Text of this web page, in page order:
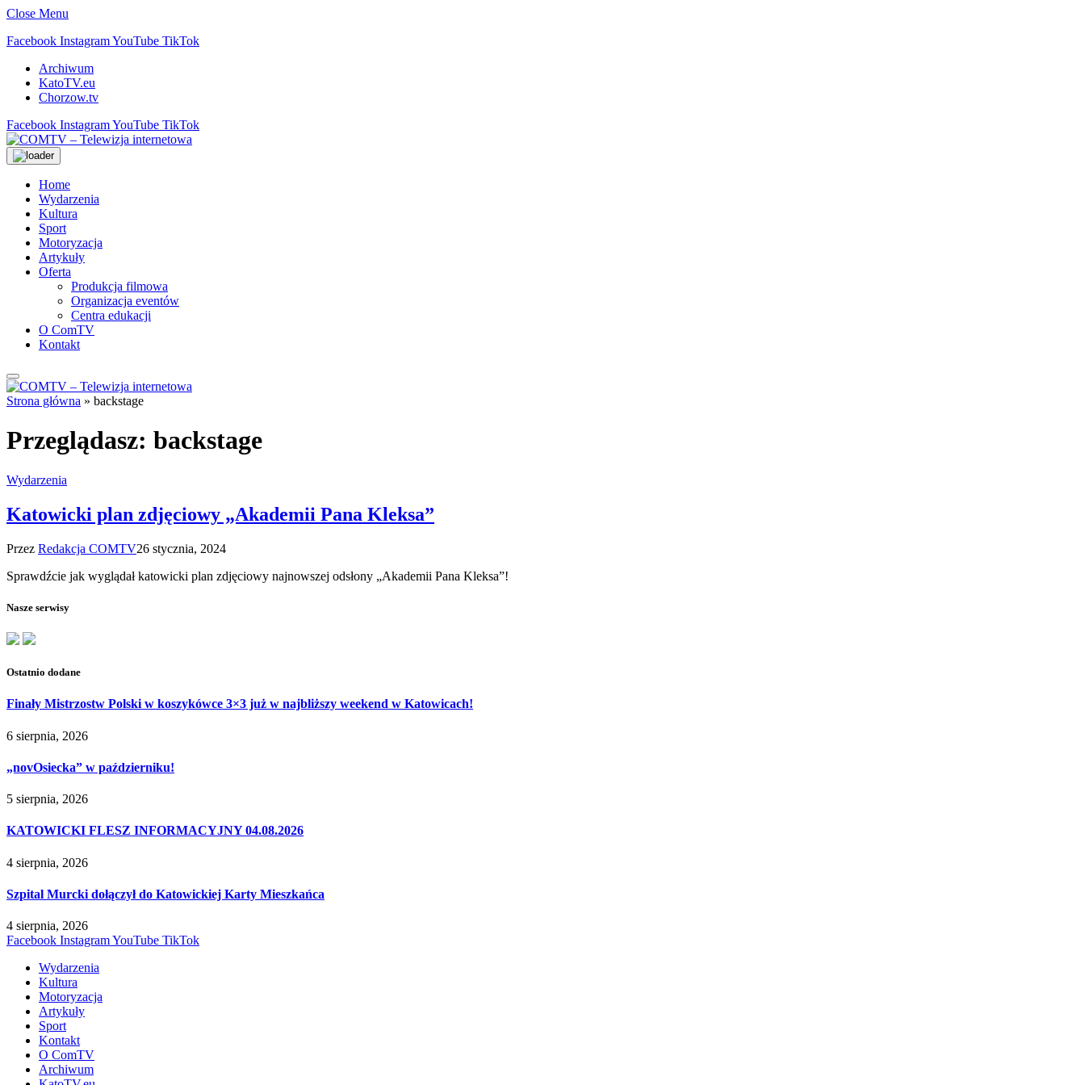
Close Menu
Facebook InstagramYouTube TikTok
Archiwum
KatoTV.eu
Chorzow.tv
Facebook InstagramYouTube TikTok
Home
Wydarzenia
Kultura
Sport
Motoryzacja
Artykuły
Oferta
Produkcja filmowa
Organizacja eventów
Centra edukacji
O ComTV
Kontakt
Strona główna » backstage
Przeglądasz: backstage
Wydarzenia
Katowicki plan zdjęciowy „Akademii Pana Kleksa”
Przez Redakcja COMTV26 stycznia, 2024
Sprawdźcie jak wyglądał katowicki plan zdjęciowy najnowszej odsłony „Akademii Pana Kleksa”!
Nasze serwisy
Ostatnio dodane
Finały Mistrzostw Polski w koszykówce 3×3 już w najbliższy weekend w Katowicach!
6 sierpnia, 2026
„novOsiecka” w październiku!
5 sierpnia, 2026
KATOWICKI FLESZ INFORMACYJNY 04.08.2026
4 sierpnia, 2026
Szpital Murcki dołączył do Katowickiej Karty Mieszkańca
4 sierpnia, 2026
Facebook InstagramYouTube TikTok
Wydarzenia
Kultura
Motoryzacja
Artykuły
Sport
Kontakt
O ComTV
Archiwum